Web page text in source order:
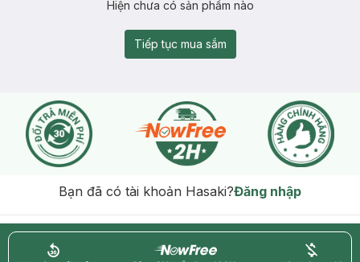
Hiện chưa có sản phẩm nào
Tiếp tục mua sắm
Bạn đã có tài khoản Hasaki?Đăng nhập